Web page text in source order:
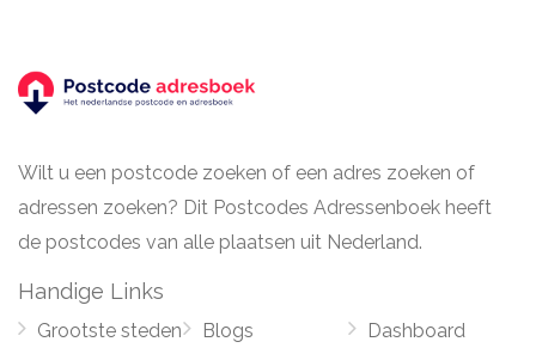
Wilt u een postcode zoeken of een adres zoeken of
adressen zoeken? Dit Postcodes Adressenboek heeft
de postcodes van alle plaatsen uit Nederland.
Handige Links
Grootste steden
Blogs
Dashboard